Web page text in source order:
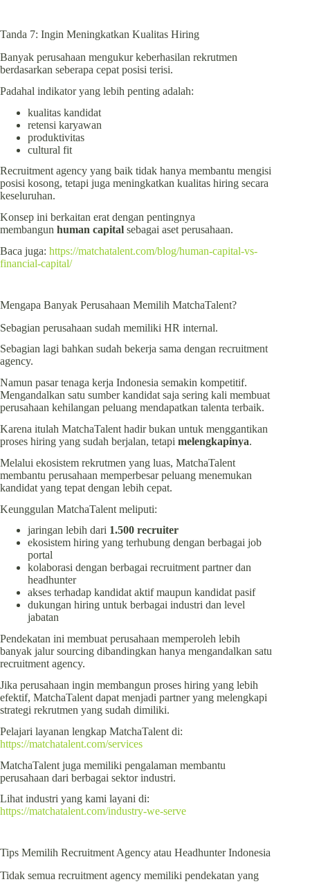
Tanda 7: Ingin Meningkatkan Kualitas Hiring
Banyak perusahaan mengukur keberhasilan rekrutmen
berdasarkan seberapa cepat posisi terisi.
Padahal indikator yang lebih penting adalah:
kualitas kandidat
retensi karyawan
produktivitas
cultural fit
Recruitment agency yang baik tidak hanya membantu mengisi
posisi kosong, tetapi juga meningkatkan kualitas hiring secara
keseluruhan.
Konsep ini berkaitan erat dengan pentingnya
membangun human capital sebagai aset perusahaan.
Baca juga: https://matchatalent.com/blog/human-capital-vs-
financial-capital/
Mengapa Banyak Perusahaan Memilih MatchaTalent?
Sebagian perusahaan sudah memiliki HR internal.
Sebagian lagi bahkan sudah bekerja sama dengan recruitment
agency.
Namun pasar tenaga kerja Indonesia semakin kompetitif.
Mengandalkan satu sumber kandidat saja sering kali membuat
perusahaan kehilangan peluang mendapatkan talenta terbaik.
Karena itulah MatchaTalent hadir bukan untuk menggantikan
proses hiring yang sudah berjalan, tetapi melengkapinya.
Melalui ekosistem rekrutmen yang luas, MatchaTalent
membantu perusahaan memperbesar peluang menemukan
kandidat yang tepat dengan lebih cepat.
Keunggulan MatchaTalent meliputi:
jaringan lebih dari 1.500 recruiter
ekosistem hiring yang terhubung dengan berbagai job
portal
kolaborasi dengan berbagai recruitment partner dan
headhunter
akses terhadap kandidat aktif maupun kandidat pasif
dukungan hiring untuk berbagai industri dan level
jabatan
Pendekatan ini membuat perusahaan memperoleh lebih
banyak jalur sourcing dibandingkan hanya mengandalkan satu
recruitment agency.
Jika perusahaan ingin membangun proses hiring yang lebih
efektif, MatchaTalent dapat menjadi partner yang melengkapi
strategi rekrutmen yang sudah dimiliki.
Pelajari layanan lengkap MatchaTalent di:
https://matchatalent.com/services
MatchaTalent juga memiliki pengalaman membantu
perusahaan dari berbagai sektor industri.
Lihat industri yang kami layani di:
https://matchatalent.com/industry-we-serve
Tips Memilih Recruitment Agency atau Headhunter Indonesia
Tidak semua recruitment agency memiliki pendekatan yang